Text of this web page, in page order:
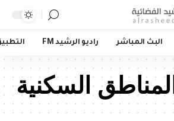
البث المباشر راديو الرشيد FM
المناطق السكنية